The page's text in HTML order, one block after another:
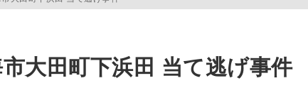
ファイル
大田町下浜田 当て逃げ事件